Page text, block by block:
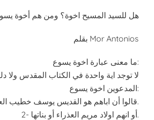
هل للسيد المسيح اخوة؟ ومن هم أخوة
بقلم Mor Antonios
ما معنى عبارة اخوة يسوع:
لا توجد اية واحدة في الكتاب المقدس ولا
المدعوين اخوة يسوع:
1- قالوا أن اباهم هو القديس يوسف خطيب العذراء.
2- أو انهم اولاد مريم العذراء أو بناتها.